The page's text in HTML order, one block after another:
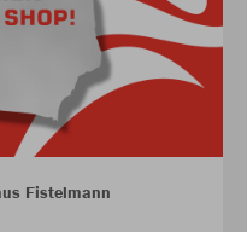
Fistelmann